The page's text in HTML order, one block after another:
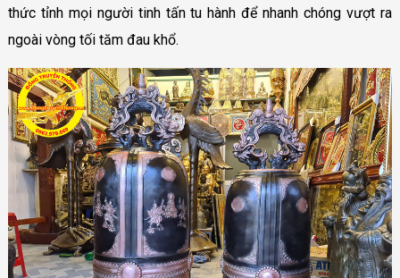
thức tỉnh mọi người tinh tấn tu hành để nhanh chóng vượt ra
ngoài vòng tối tăm đau khổ.